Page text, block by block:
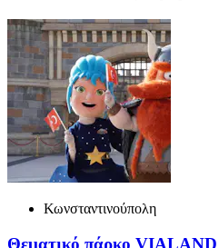
Κωνσταντινούπολη
Θεματικό πάρκο VIALAND